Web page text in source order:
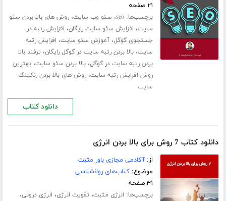
۲۱ صفحه
برچسب‌ها:seo، سئو وب سایت،روش های بالا بردن سئو
سایت، افزایش سئو سایت رایگان، افزایش رتبه در
جستجوی گوگل،آموزش سئو سایت، افزایش رتبه
سایت،بالا بردن رتبه سایت در گوگل رایگان، ترفند بالا
بردن رتبه سایت در گوگل،بالا بردن سئو سایت،بهترین
روش افزایش رتبه سایت،روش های بالا بردن رنکینگ
سایت
دانلود کتاب
دانلود کتاب 7 روش برای بالا بردن انرژی
از:آکادمی مجازی باور مثبت
موضوع:کتاب‌های روانشناسی
۳۱ صفحه
برچسب‌ها: انرژی مثبت، تقویت انرژی، انرژی درونی،